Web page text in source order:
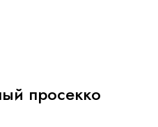
просекко